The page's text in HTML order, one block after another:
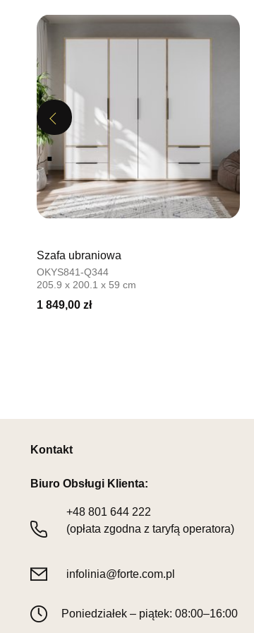
Previous
Szafa ubraniowa
OKYS841-Q344
205.9 x 200.1 x 59 cm
1 849,00 zł
Kontakt
Biuro Obsługi Klienta:
+48 801 644 222
(opłata zgodna z taryfą operatora)
infolinia@forte.com.pl
Poniedziałek – piątek: 08:00–16:00